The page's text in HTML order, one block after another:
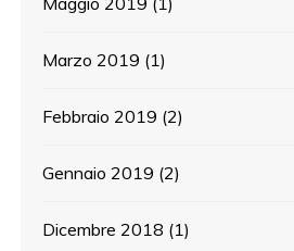
Marzo 2019 (1)
Febbraio 2019 (2)
Gennaio 2019 (2)
Dicembre 2018 (1)